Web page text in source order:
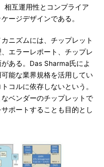
相互運用性とコンプライア
ージデザインである。
ニズムには、チップレット
エラーレポート、チップレ
ある。Das Sharma氏によ
能な業界規格を活用してい
コルに依存しないという。
ベンダーのチップレットで
ポートすることも目的とし